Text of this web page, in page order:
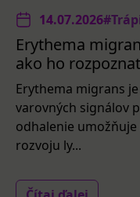
14.07.2026
Erythema
ako ho
Erythema migrans
varovných signálov
odhalenie
rozvoju ly...